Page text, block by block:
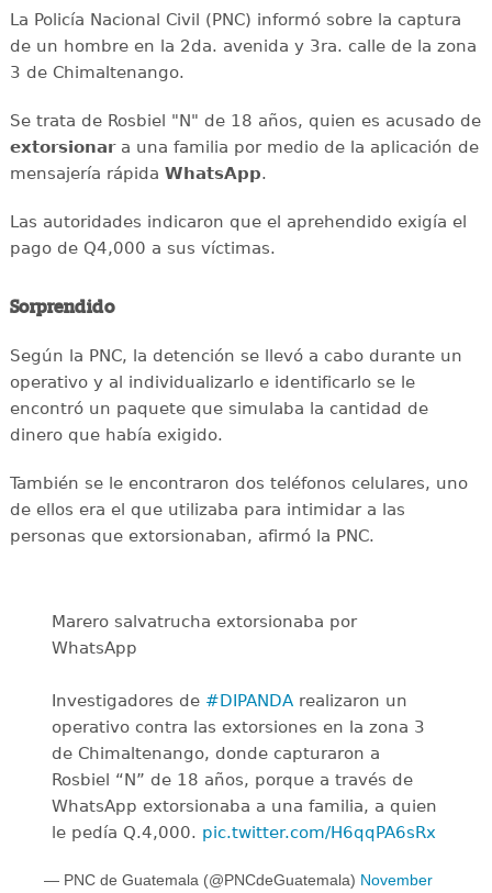
La Policía Nacional Civil (PNC) informó sobre la captura
de un hombre en la 2da. avenida y 3ra. calle de la zona
3 de Chimaltenango.
Se trata de Rosbiel "N" de 18 años, quien es acusado de
extorsionara una familia por medio de la aplicación de
mensajería rápida WhatsApp.
Las autoridades indicaron que el aprehendido exigía el
pago de Q4,000 a sus víctimas.
Sorprendido
Según la PNC, la detención se llevó a cabo durante un
operativo y al individualizarlo e identificarlo se le
encontró un paquete que simulaba la cantidad de
dinero que había exigido.
También se le encontraron dos teléfonos celulares, uno
de ellos era el que utilizaba para intimidar a las
personas que extorsionaban, afirmó la PNC.
Marero salvatrucha extorsionaba por
WhatsApp
Investigadores de #DIPANDA realizaron un
operativo contra las extorsiones en la zona 3
de Chimaltenango, donde capturaron a
Rosbiel “N” de 18 años, porque a través de
WhatsApp extorsionaba a una familia, a quien
le pedía Q.4,000. pic.twitter.com/H6qqPA6sRx
— PNC de Guatemala (@PNCdeGuatemala) November